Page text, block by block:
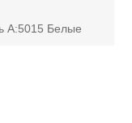
A:5015 Белые